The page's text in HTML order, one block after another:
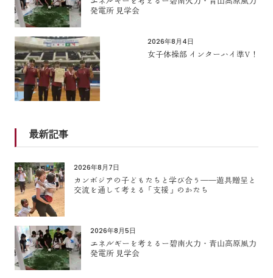
発電所 見学会
2026年8月4日
女子体操部 インターハイ準V！
最新記事
2026年8月7日
カンボジアの子どもたちと学び合う――遊具贈呈と
交流を通して考える「支援」のかたち
2026年8月5日
エネルギーを考えるー碧南火力・青山高原風力
発電所 見学会